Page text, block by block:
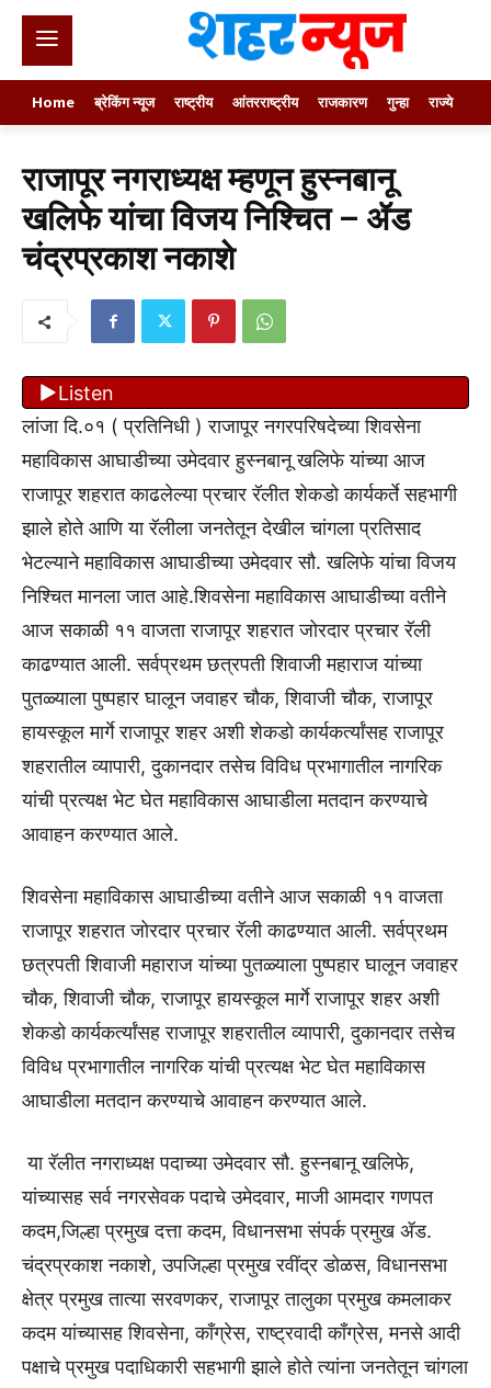
Home ब्रेकिंग न्यूज राष्ट्रीय आंतरराष्ट्रीय राजकारण गुन्हा राज्ये
राजापूर नगराध्यक्ष म्हणून हुस्नबानू
खलिफे यांचा विजय निश्चित – ॲड
चंद्रप्रकाश नकाशे
Listen
लांजा दि.०१ ( प्रतिनिधी ) राजापूर नगरपरिषदेच्या शिवसेना
महाविकास आघाडीच्या उमेदवार हुस्नबानू खलिफे यांच्या आज
राजापूर शहरात काढलेल्या प्रचार रॅलीत शेकडो कार्यकर्ते सहभागी
झाले होते आणि या रॅलीला जनतेतून देखील चांगला प्रतिसाद
भेटल्याने महाविकास आघाडीच्या उमेदवार सौ. खलिफे यांचा विजय
निश्चित मानला जात आहे.शिवसेना महाविकास आघाडीच्या वतीने
आज सकाळी ११ वाजता राजापूर शहरात जोरदार प्रचार रॅली
काढण्यात आली. सर्वप्रथम छत्रपती शिवाजी महाराज यांच्या
पुतळ्याला पुष्पहार घालून जवाहर चौक, शिवाजी चौक, राजापूर
हायस्कूल मार्गे राजापूर शहर अशी शेकडो कार्यकर्त्यांसह राजापूर
शहरातील व्यापारी, दुकानदार तसेच विविध प्रभागातील नागरिक
यांची प्रत्यक्ष भेट घेत महाविकास आघाडीला मतदान करण्याचे
आवाहन करण्यात आले.
शिवसेना महाविकास आघाडीच्या वतीने आज सकाळी ११ वाजता
राजापूर शहरात जोरदार प्रचार रॅली काढण्यात आली. सर्वप्रथम
छत्रपती शिवाजी महाराज यांच्या पुतळ्याला पुष्पहार घालून जवाहर
चौक, शिवाजी चौक, राजापूर हायस्कूल मार्गे राजापूर शहर अशी
शेकडो कार्यकर्त्यांसह राजापूर शहरातील व्यापारी, दुकानदार तसेच
विविध प्रभागातील नागरिक यांची प्रत्यक्ष भेट घेत महाविकास
आघाडीला मतदान करण्याचे आवाहन करण्यात आले.
या रॅलीत नगराध्यक्ष पदाच्या उमेदवार सौ. हुस्नबानू खलिफे,
यांच्यासह सर्व नगरसेवक पदाचे उमेदवार, माजी आमदार गणपत
कदम,जिल्हा प्रमुख दत्ता कदम, विधानसभा संपर्क प्रमुख ॲड.
चंद्रप्रकाश नकाशे, उपजिल्हा प्रमुख रवींद्र डोळस, विधानसभा
क्षेत्र प्रमुख तात्या सरवणकर, राजापूर तालुका प्रमुख कमलाकर
कदम यांच्यासह शिवसेना, काँग्रेस, राष्ट्रवादी काँग्रेस, मनसे आदी
पक्षाचे प्रमुख पदाधिकारी सहभागी झाले होते त्यांना जनतेतून चांगला